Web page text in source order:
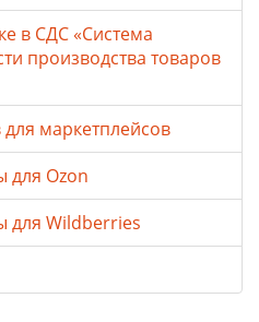
в СДС «Система
производства товаров
маркетплейсов
для Ozon
для Wildberries